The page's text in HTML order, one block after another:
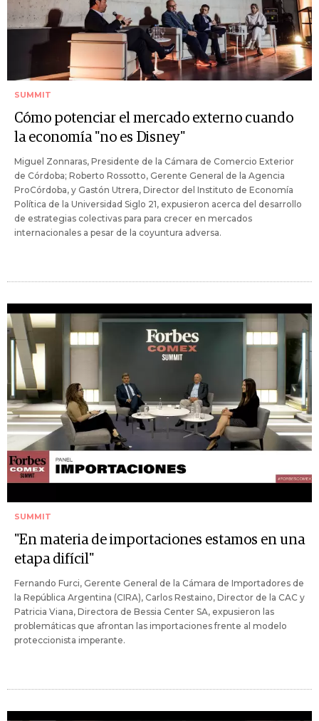
SUMMIT
Cómo potenciar el mercado externo cuando
la economía "no es Disney"
Miguel Zonnaras, Presidente de la Cámara de Comercio Exterior
de Córdoba; Roberto Rossotto, Gerente General de la Agencia
ProCórdoba, y Gastón Utrera, Director del Instituto de Economía
Política de la Universidad Siglo 21, expusieron acerca del desarrollo
de estrategias colectivas para para crecer en mercados
internacionales a pesar de la coyuntura adversa.
SUMMIT
"En materia de importaciones estamos en una
etapa difícil"
Fernando Furci, Gerente General de la Cámara de Importadores de
la República Argentina (CIRA), Carlos Restaino, Director de la CAC y
Patricia Viana, Directora de Bessia Center SA, expusieron las
problemáticas que afrontan las importaciones frente al modelo
proteccionista imperante.